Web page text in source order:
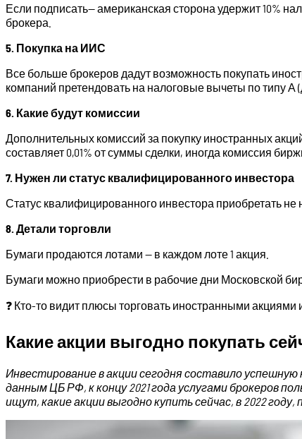
Если подписать— американская сторона удержит 10%
брокера.
5. Покупка на ИИС
Все больше брокеров дадут возможность покупать
компаний претендовать на налоговые вычеты по типу А
6. Какие будут комиссии
Дополнительных комиссий за покупку иностранных
составляет 0,01% от суммы сделки, иногда комиссия
7. Нужен ли статус квалифицированного инвестора
Статус квалифицированного инвестора приобретать
8. Детали торговли
Бумаги продаются лотами — в каждом лоте 1 акция.
Бумаги можно приобрести в рабочие дни Московской
❓ Кто-то видит плюсы торговать иностранными
Какие акции выгодно покупать
Инвестирование в акции сегодня составило
данным ЦБ РФ, к концу 2021 года услугами брокеров
ищут, какие акции выгодно купить сейчас, в 2022